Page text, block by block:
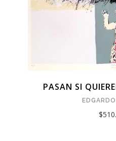
PASAN SI